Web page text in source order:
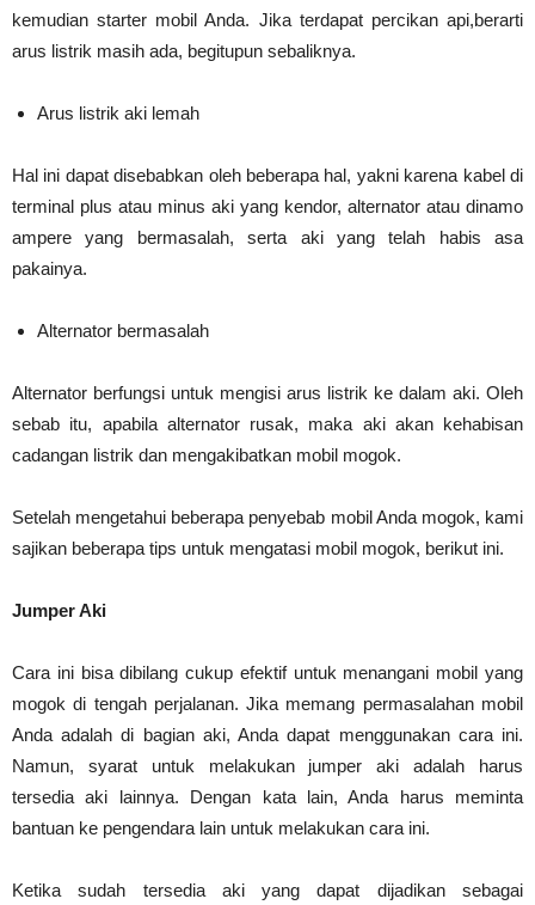
kemudian starter mobil Anda. Jika terdapat percikan api,berarti
arus listrik masih ada, begitupun sebaliknya.
Arus listrik aki lemah
Hal ini dapat disebabkan oleh beberapa hal, yakni karena kabel di
terminal plus atau minus aki yang kendor, alternator atau dinamo
ampere yang bermasalah, serta aki yang telah habis asa
pakainya.
Alternator bermasalah
Alternator berfungsi untuk mengisi arus listrik ke dalam aki. Oleh
sebab itu, apabila alternator rusak, maka aki akan kehabisan
cadangan listrik dan mengakibatkan mobil mogok.
Setelah mengetahui beberapa penyebab mobil Anda mogok, kami
sajikan beberapa tips untuk mengatasi mobil mogok, berikut ini.
Jumper Aki
Cara ini bisa dibilang cukup efektif untuk menangani mobil yang
mogok di tengah perjalanan. Jika memang permasalahan mobil
Anda adalah di bagian aki, Anda dapat menggunakan cara ini.
Namun, syarat untuk melakukan jumper aki adalah harus
tersedia aki lainnya. Dengan kata lain, Anda harus meminta
bantuan ke pengendara lain untuk melakukan cara ini.
Ketika sudah tersedia aki yang dapat dijadikan sebagai